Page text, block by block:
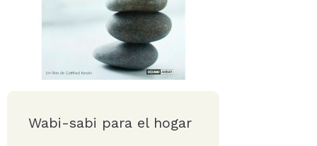
Wabi-sabi para el hogar